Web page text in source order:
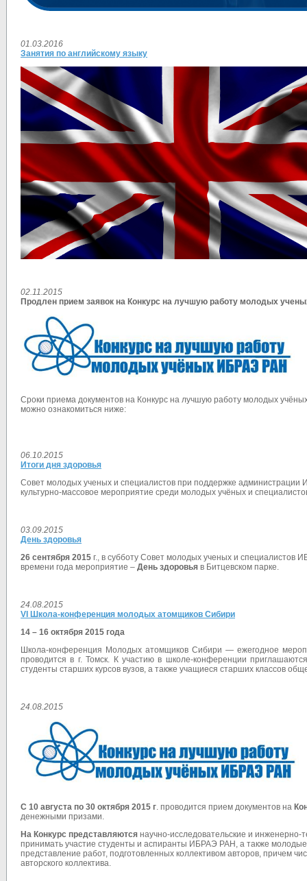
01.03.2016
Занятия по английскому языку
02.11.2015
Продлен прием заявок на Конкурс на лучшую работу молодых
Сроки приема документов на Конкурс на лучшую работу молодых
можно ознакомиться ниже:
06.10.2015
Итоги дня здоровья
Совет молодых ученых и специалистов при поддержке администрации
культурно-массовое мероприятие среди молодых учёных и
03.09.2015
День здоровья
26 сентября 2015 г., в субботу Совет молодых ученых и специалистов
времени года мероприятие – День здоровья в Битцевском парке.
24.08.2015
VI Школа-конференция молодых атомщиков Сибири
14 – 16 октября 2015 года
Школа-конференция Молодых атомщиков Сибири — ежегодное
проводится в г. Томск. К участию в школе-конференции
студенты старших курсов вузов, а также учащиеся старших классов
24.08.2015
С 10 августа по 30 октября 2015 г. проводится прием документов на
денежными призами.
На Конкурс представляются научно-исследовательские и инженерно-
принимать участие студенты и аспиранты ИБРАЭ РАН, а также
представление работ, подготовленных коллективом авторов, причем
авторского коллектива.